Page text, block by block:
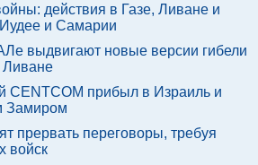
действия в Газе, Ливане и
и Самарии
выдвигают новые версии гибели
Ливане
CENTCOM прибыл в Израиль и
Замиром
прервать переговоры, требуя
войск